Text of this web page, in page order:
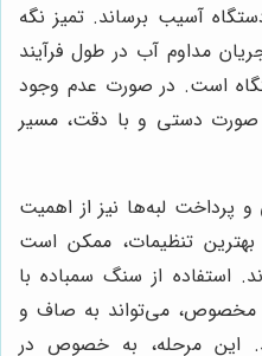
آسیب برساند. تمیز نگه
مداوم آب در طول فرآیند
است. در صورت عدم وجود
صورت دستی و با دقت، مسیر
پرداخت لبه‌ها نیز از اهمیت
تنظیمات، ممکن است
استفاده از سنگ سمباده با
مخصوص، می‌تواند به صاف و
این مرحله، به خصوص در